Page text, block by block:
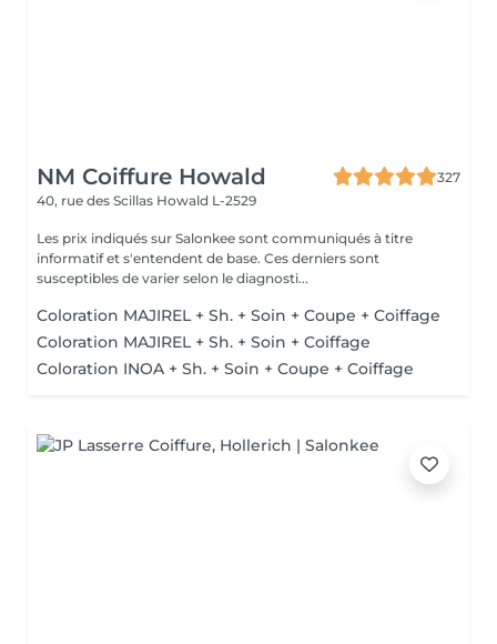
NM Coiffure Howald
327
40, rue des Scillas Howald L-2529
Les prix indiqués sur Salonkee sont communiqués à titre
informatif et s'entendent de base. Ces derniers sont
susceptibles de varier selon le diagnosti...
Coloration MAJIREL + Sh. + Soin + Coupe + Coiffage
Coloration MAJIREL + Sh. + Soin + Coiffage
Coloration INOA + Sh. + Soin + Coupe + Coiffage